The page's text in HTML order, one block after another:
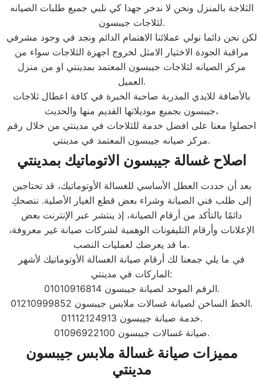
الثلاجة بالمنزل ونحن لا ندخر جهدا كي نلبي جميع طلبات الصيانه
لثلاجات جيبسون.
لكن نحن دائما نولي عملائنا الاهتمام الدائم ونجد في وجود مشرفي
مراقبة الجودة الاختيار الامثل لخروج اجهزة الثلاجات سواء من
مركز الصيانه لثلاجات جيبسون المعتمد بمدينتي او من منزل
العميل.
بالأضافة للايدي المدربة صاحبة الخبرة في كافة اعطال ثلاجات
جيبسون بجميع موديلاتها القديم منها والحديث،
احصلوا معنا على افضل خدمة للثلاجات في مدينتي من خلال رقم
مركز صيانه جيبسون المعتمد في مدينتي.
اصلاح غسالة جيبسون الاتوماتيك بمدينتي
بعد أن حددت العطل الأساسي للغسالة الأوتوماتيك، قد تحتاجين
إلى طلب فني الصيانة وشراء بعض قطع الغيار الأصلية. ننصحكِ
دائمًا بالتأكد من أرقام الصيانة، إذ ينتشر عبر الإنترنت بعض
الإعلانات وأرقام التليفونات الوهمية لشركات صيانة غير معروفة،
ما قد يعرضك لعمليات النصب.
في ما يلي جمعنا لك أرقام صيانة الغسالة الأوتوماتيك لأشهر
الماركات في مدينتي:
الرقم الموحد لصيانة جيبسون 01010916814.
الخط الساخن لصيانة غسالات ملابس جيبسون 01210999852.
خدمة صيانة جيبسون 01112124913.
صيانة غسالات جيبسون 01096922100.
مميزات صيانة غسالة ملابس جيبسون
مدينتي